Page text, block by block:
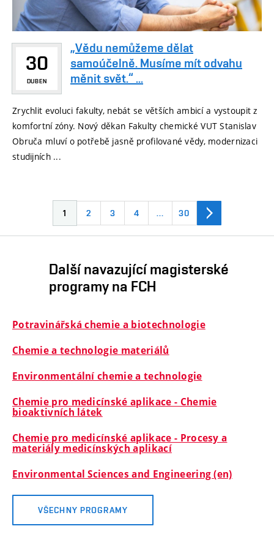
30
DUBEN
„Vědu nemůžeme dělat
samoúčelně. Musíme mít odvahu
měnit svět.“ ...
Zrychlit evoluci fakulty, nebát se větších ambicí a vystoupit z
komfortní zóny. Nový děkan Fakulty chemické VUT Stanislav
Obruča mluví o potřebě jasně profilované vědy, modernizaci
studijních ...
1 2 3 4 … 30
Další navazující magisterské
programy na FCH
Potravinářská chemie a biotechnologie
Chemie a technologie materiálů
Environmentální chemie a technologie
Chemie pro medicínské aplikace - Chemie
bioaktivních látek
Chemie pro medicínské aplikace - Procesy a
materiály medicínských aplikací
Environmental Sciences and Engineering (en)
VŠECHNY PROGRAMY